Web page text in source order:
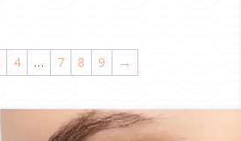
4 … 7 8 9 →